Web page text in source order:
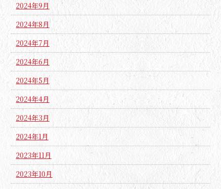
2024年9月
2024年8月
2024年7月
2024年6月
2024年5月
2024年4月
2024年3月
2024年1月
2023年11月
2023年10月